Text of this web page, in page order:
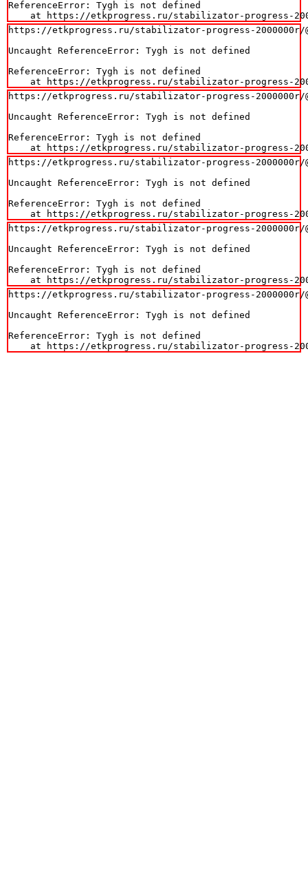
ReferenceError: Tygh is not defined
at https://etkprogress.ru/stabilizator-progress-
https://etkprogress.ru/stabilizator-progress-2000000r/
Uncaught ReferenceError: Tygh is not defined
ReferenceError: Tygh is not defined
at https://etkprogress.ru/stabilizator-progress-
https://etkprogress.ru/stabilizator-progress-2000000r/
Uncaught ReferenceError: Tygh is not defined
ReferenceError: Tygh is not defined
at https://etkprogress.ru/stabilizator-progress-
https://etkprogress.ru/stabilizator-progress-2000000r/
Uncaught ReferenceError: Tygh is not defined
ReferenceError: Tygh is not defined
at https://etkprogress.ru/stabilizator-progress-
https://etkprogress.ru/stabilizator-progress-2000000r/
Uncaught ReferenceError: Tygh is not defined
ReferenceError: Tygh is not defined
at https://etkprogress.ru/stabilizator-progress-
https://etkprogress.ru/stabilizator-progress-2000000r/
Uncaught ReferenceError: Tygh is not defined
ReferenceError: Tygh is not defined
at https://etkprogress.ru/stabilizator-progress-